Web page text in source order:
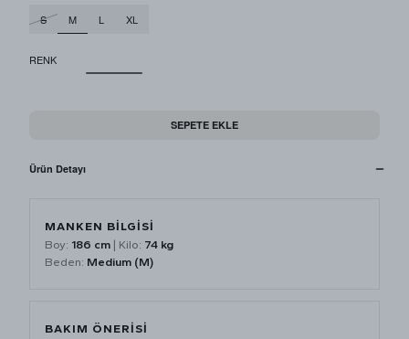
S
M L XL
RENK
SEPETE EKLE
Ürün Detayı
MANKEN BİLGİSİ
Boy: 186 cm | Kilo: 74 kg
Beden: Medium (M)
BAKIM ÖNERİSİ